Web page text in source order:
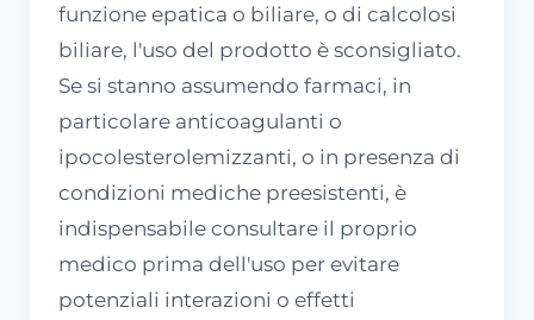
funzione epatica o biliare, o di calcolosi
biliare, l'uso del prodotto è sconsigliato.
Se si stanno assumendo farmaci, in
particolare anticoagulanti o
ipocolesterolemizzanti, o in presenza di
condizioni mediche preesistenti, è
indispensabile consultare il proprio
medico prima dell'uso per evitare
potenziali interazioni o effetti